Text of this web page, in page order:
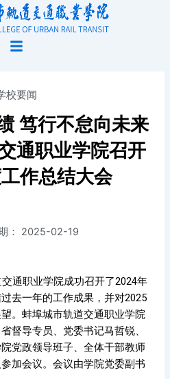
校要闻
笃行不怠向未来
通职业学院召开
作总结大会
： 2025-02-19
通职业学院成功召开了2024年
去一年的工作成果，并对2025
。蚌埠城市轨道交通职业学院
督导专员、党委书记马哲锐、
党政领导班子、全体干部教师
加会议。会议由学院党委副书